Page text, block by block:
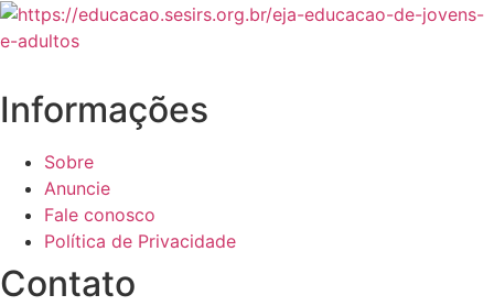
Informações
Sobre
Anuncie
Fale conosco
Política de Privacidade
Contato